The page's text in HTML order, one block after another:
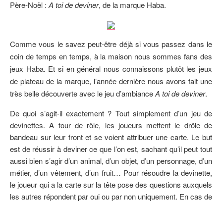
D
I
A
E
Père-Noël : A toi de deviner, de la marque Haba.
Comme vous le savez peut-être déjà si vous passez dans le
coin de temps en temps, à la maison nous sommes fans des
jeux Haba. Et si en général nous connaissons plutôt les jeux
de plateau de la marque, l’année dernière nous avons fait une
très belle découverte avec le jeu d’ambianceA toi de deviner.
De quoi s’agit-il exactement ? Tout simplement d’un jeu de
devinettes. A tour de rôle, les joueurs mettent le drôle de
bandeau sur leur front et se voient attribuer une carte. Le but
est de réussir à deviner ce que l’on est, sachant qu’il peut tout
aussi bien s’agir d’un animal, d’un objet, d’un personnage, d’un
métier, d’un vêtement, d’un fruit… Pour résoudre la devinette,
le joueur qui a la carte sur la tête pose des questions auxquels
les autres répondent par oui ou par non uniquement. En cas de